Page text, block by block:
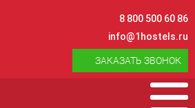
8 800 500 60 86
info@1hostels.ru
ЗАКАЗАТЬ ЗВОНОК